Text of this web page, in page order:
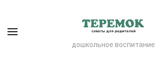
дошкольное воспитание